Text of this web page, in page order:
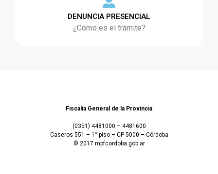
DENUNCIA PRESENCIAL
¿Cómo es el trámite?
Fiscalía General de la Provincia
(0351) 4481000 – 4481600
Caseros 551 – 1° piso – CP 5000 – Córdoba
© 2017 mpfcordoba.gob.ar